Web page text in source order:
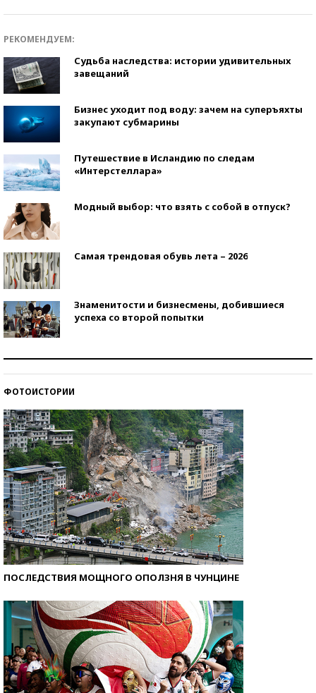
РЕКОМЕНДУЕМ:
Судьба наследства: истории удивительных
завещаний
Бизнес уходит под воду: зачем на суперъяхты
закупают субмарины
Путешествие в Исландию по следам
«Интерстеллара»
Модный выбор: что взять с собой в отпуск?
Самая трендовая обувь лета – 2026
Знаменитости и бизнесмены, добившиеся
успеха со второй попытки
ФОТОИСТОРИИ
ПОСЛЕДСТВИЯ МОЩНОГО ОПОЛЗНЯ В ЧУНЦИНЕ